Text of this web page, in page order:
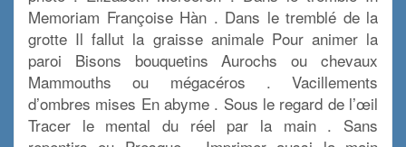
Memoriam Françoise Hàn . Dans le tremblé de la
grotte Il fallut la graisse animale Pour animer la
paroi Bisons bouquetins Aurochs ou chevaux
Mammouths ou mégacéros . Vacillements
d’ombres mises En abyme . Sous le regard de l’œil
Tracer le mental du réel par la main . Sans